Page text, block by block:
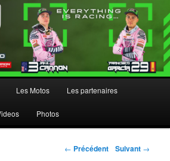
Les Motos Les partenaires
Photos
Navigation des articles
← Précédent Suivant →